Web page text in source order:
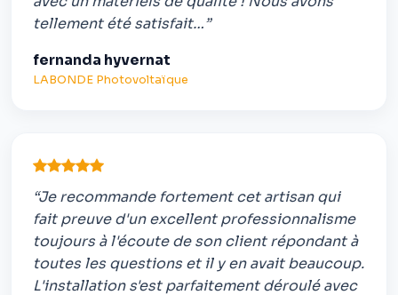
tellement été satisfait…”
fernanda hyvernat
LABONDE Photovoltaïque
“Je recommande fortement cet artisan qui
fait preuve d'un excellent professionnalisme
toujours à l'écoute de son client répondant à
toutes les questions et il y en avait beaucoup.
L'installation s'est parfaitement déroulé avec